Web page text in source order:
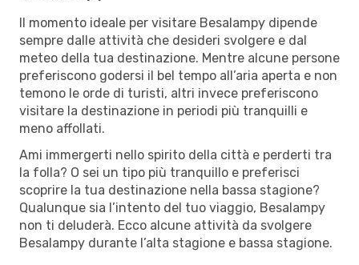
Il momento ideale per visitare Besalampy dipende
sempre dalle attività che desideri svolgere e dal
meteo della tua destinazione. Mentre alcune persone
preferiscono godersi il bel tempo all’aria aperta e non
temono le orde di turisti, altri invece preferiscono
visitare la destinazione in periodi più tranquilli e
meno affollati.
Ami immergerti nello spirito della città e perderti tra
la folla? O sei un tipo più tranquillo e preferisci
scoprire la tua destinazione nella bassa stagione?
Qualunque sia l’intento del tuo viaggio, Besalampy
non ti deluderà. Ecco alcune attività da svolgere
Besalampy durante l’alta stagione e bassa stagione.